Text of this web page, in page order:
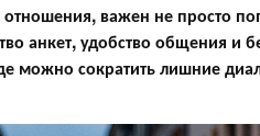
важен не просто
анкет, удобство общения и
можно сократить лишние